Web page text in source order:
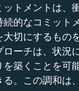
トメントは、
的なコミット
切にするもの
ーチは、状況
築くことを可
。この調和は